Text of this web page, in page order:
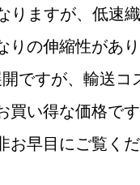
りますが、低速
りの伸縮性があ
ですが、輸送コ
買い得な価格で
お早目にご覧く